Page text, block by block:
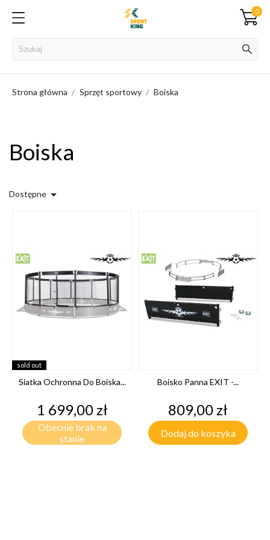
0
Strona główna Sprzęt sportowy Boiska
Boiska
Dostępne 
sold out
Siatka Ochronna Do Boiska...
Cena
1 699,00 zł
Obecnie brak na
stanie
Boisko Panna EXIT -...
Cena
809,00 zł
Dodaj do koszyka